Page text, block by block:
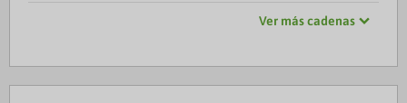
Ver más cadenas